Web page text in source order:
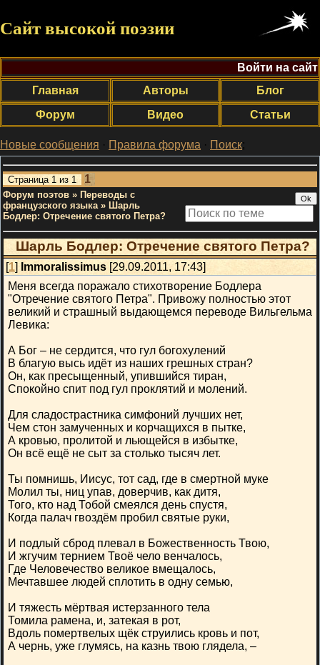
Сайт высокой поэзии
Войти на сайт
Главная
Авторы
Блог
Форум
Видео Статьи
Новые сообщения · Правила форума · Поиск;
Страница 1 из 1 1
Форум поэтов » Переводы с
французского языка » Шарль
Бодлер: Отречение святого Петра?
Шарль Бодлер: Отречение святого Петра?
[1] Immoralissimus [29.09.2011, 17:43]
Меня всегда поражало стихотворение Бодлера
"Отречение святого Петра". Привожу полностью этот
великий и страшный выдающемся переводе Вильгельма
Левика:
А Бог – не сердится, что гул богохулений
В благую высь идёт из наших грешных стран?
Он, как пресыщенный, упившийся тиран,
Спокойно спит под гул проклятий и молений.
Для сладострастника симфоний лучших нет,
Чем стон замученных и корчащихся в пытке,
А кровью, пролитой и льющейся в избытке,
Он всё ещё не сыт за столько тысяч лет.
Ты помнишь, Иисус, тот сад, где в смертной муке
Молил ты, ниц упав, доверчив, как дитя,
Того, кто над Тобой смеялся день спустя,
Когда палач гвоздём пробил святые руки,
И подлый сброд плевал в Божественность Твою,
И жгучим тернием Твоё чело венчалось,
Где Человечество великое вмещалось,
Мечтавшее людей сплотить в одну семью,
И тяжесть мёртвая истерзанного тела
Томила рамена, и, затекая в рот,
Вдоль помертвелых щёк струились кровь и пот,
А чернь, уже глумясь, на казнь твою глядела, –